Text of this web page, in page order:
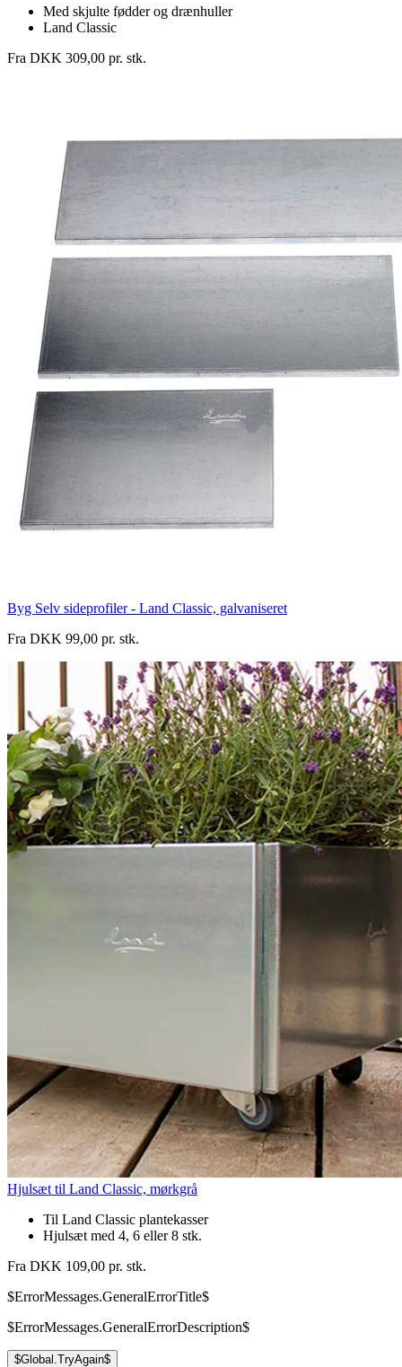
Med skjulte fødder og drænhuller
Land Classic
Fra DKK 309,00 pr. stk.
Byg Selv sideprofiler - Land Classic, galvaniseret
Fra DKK 99,00 pr. stk.
Hjulsæt til Land Classic, mørkgrå
Til Land Classic plantekasser
Hjulsæt med 4, 6 eller 8 stk.
Fra DKK 109,00 pr. stk.
$ErrorMessages.GeneralErrorTitle$
$ErrorMessages.GeneralErrorDescription$
$Global.TryAgain$